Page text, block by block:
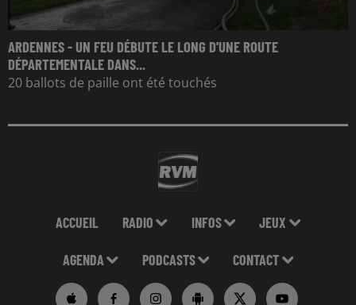
ARDENNES - UN FEU DÉBUTE LE LONG D'UNE ROUTE
DÉPARTEMENTALE DANS...
20 ballots de paille ont été touchés
ACCUEIL RADIO INFOS JEUX
AGENDA PODCASTS CONTACT